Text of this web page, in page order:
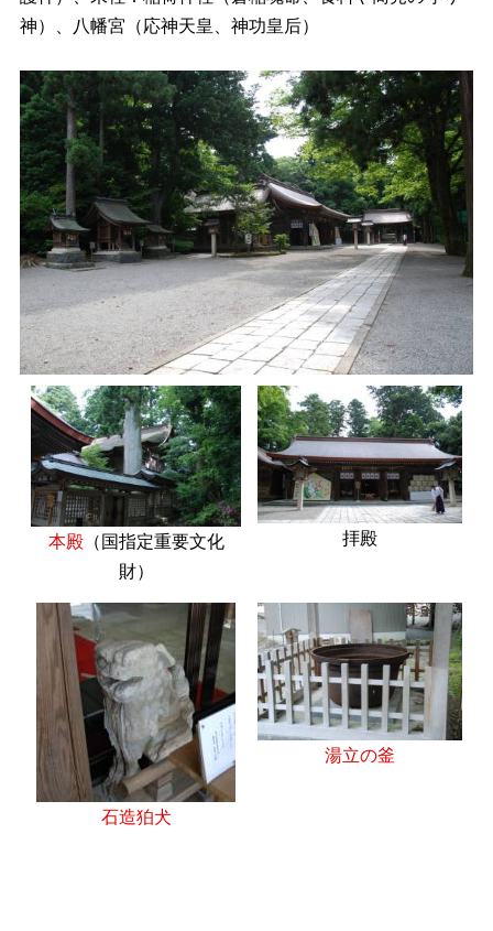
神）、八幡宮（応神天皇、神功皇后）
本殿（国指定重要文化
財）
拝殿
石造狛犬
湯立の釜